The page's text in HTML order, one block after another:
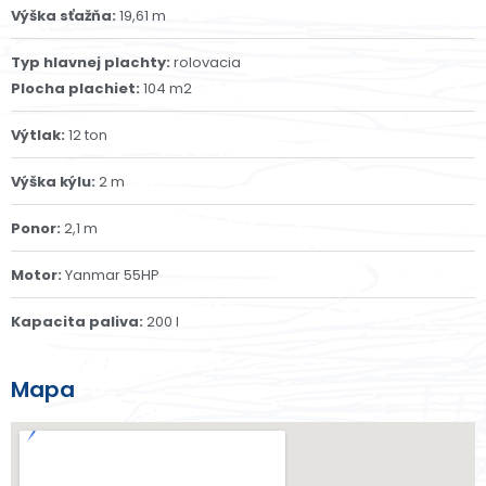
Výška sťažňa:19,61 m
Typ hlavnej plachty:rolovacia
Plocha plachiet:104 m2
Výtlak: 12 ton
Výška kýlu: 2 m
Ponor: 2,1 m
Motor: Yanmar 55HP
Kapacita paliva: 200 l
Mapa